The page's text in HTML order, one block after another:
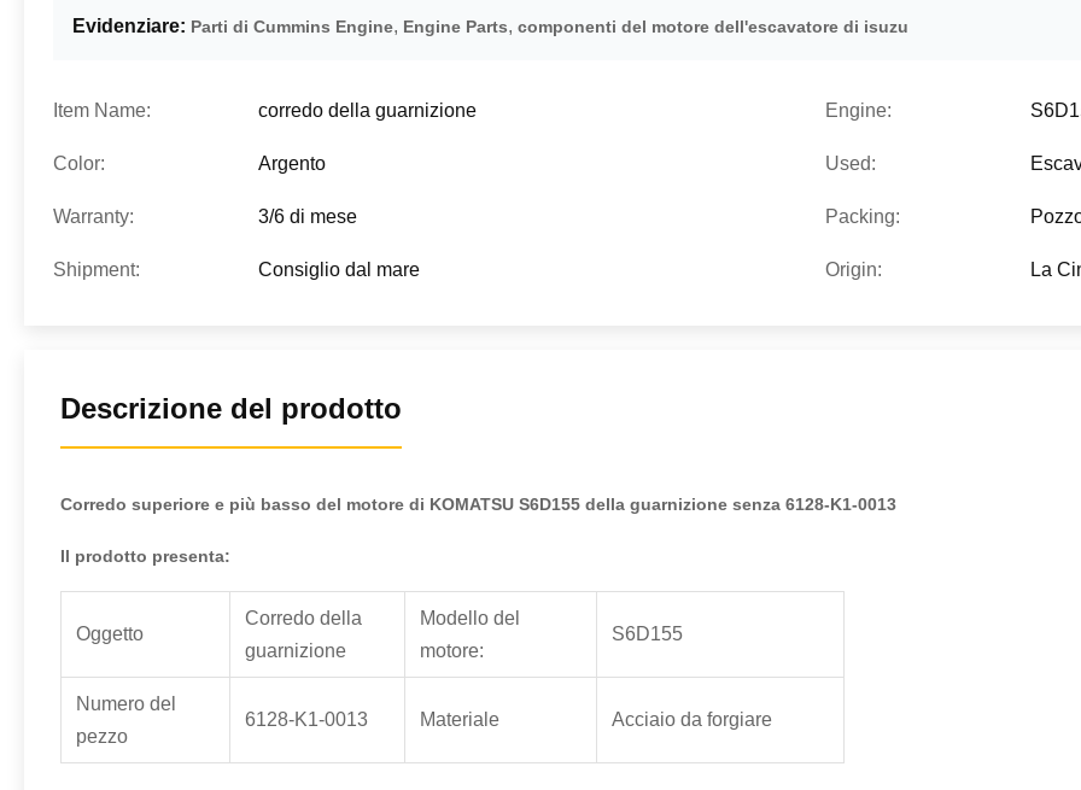
Evidenziare: Parti di Cummins Engine, Engine Parts, componenti del motore dell'escavatore di isuzu
Item Name: corredo della guarnizione Engine:
Color: Argento Used:
Warranty: 3/6 di mese Packing:
Shipment: Consiglio dal mare Origin: La
Descrizione del prodotto
Corredo superiore e più basso del motore di KOMATSU S6D155 della guarnizione senza 6128-K1-0013
Il prodotto presenta:
Oggetto
Corredo della
guarnizione
Modello del
motore:
S6D155
Numero del
pezzo
6128-K1-0013 Materiale Acciaio da forgiare